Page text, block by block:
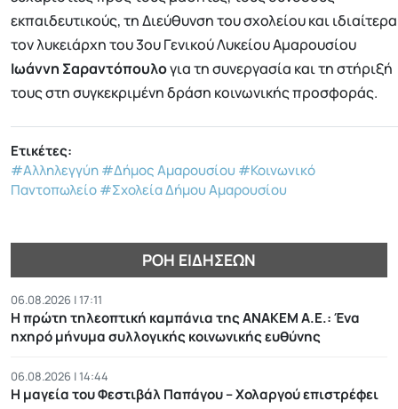
εκπαιδευτικούς, τη Διεύθυνση του σχολείου και ιδιαίτερα
τον λυκειάρχη του 3ου Γενικού Λυκείου Αμαρουσίου
Ιωάννη Σαραντόπουλογια τη συνεργασία και τη στήριξή
τους στη συγκεκριμένη δράση κοινωνικής προσφοράς.
Ετικέτες:
#Αλληλεγγύη#Δήμος Αμαρουσίου #Κοινωνικό
Παντοπωλείο#Σχολεία Δήμου Αμαρουσίου
ΡΟΉ ΕΙΔΉΣΕΩΝ
06.08.2026 | 17:11
Η πρώτη τηλεοπτική καμπάνια της ΑΝΑΚΕΜ Α.Ε.: Ένα
ηχηρό μήνυμα συλλογικής κοινωνικής ευθύνης
06.08.2026 | 14:44
Η μαγεία του Φεστιβάλ Παπάγου – Χολαργού επιστρέφει